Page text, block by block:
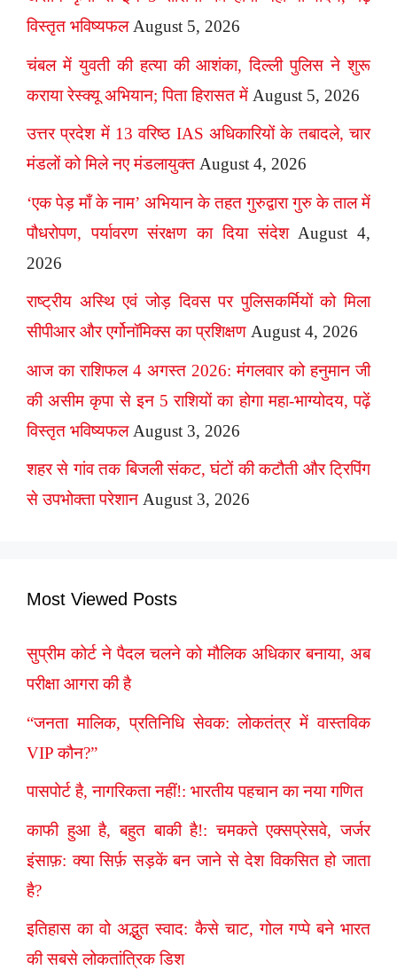
विस्तृत भविष्यफल August 5, 2026
चंबल में युवती की हत्या की आशंका, दिल्ली पुलिस ने शुरू
कराया रेस्क्यू अभियान; पिता हिरासत में August 5, 2026
उत्तर प्रदेश में 13 वरिष्ठ IAS अधिकारियों के तबादले, चार
मंडलों को मिले नए मंडलायुक्त August 4, 2026
‘एक पेड़ माँ के नाम’ अभियान के तहत गुरुद्वारा गुरु के ताल में
पौधरोपण, पर्यावरण संरक्षण का दिया संदेश August 4,
2026
राष्ट्रीय अस्थि एवं जोड़ दिवस पर पुलिसकर्मियों को मिला
सीपीआर और एर्गोनॉमिक्स का प्रशिक्षण August 4, 2026
आज का राशिफल 4 अगस्त 2026: मंगलवार को हनुमान जी
की असीम कृपा से इन 5 राशियों का होगा महा-भाग्योदय, पढ़ें
विस्तृत भविष्यफल August 3, 2026
शहर से गांव तक बिजली संकट, घंटों की कटौती और ट्रिपिंग
से उपभोक्ता परेशान August 3, 2026
Most Viewed Posts
सुप्रीम कोर्ट ने पैदल चलने को मौलिक अधिकार बनाया, अब
परीक्षा आगरा की है
“जनता मालिक, प्रतिनिधि सेवक: लोकतंत्र में वास्तविक
VIP कौन?”
पासपोर्ट है, नागरिकता नहीं!: भारतीय पहचान का नया गणित
काफी हुआ है, बहुत बाकी है!: चमकते एक्सप्रेसवे, जर्जर
इंसाफ़: क्या सिर्फ़ सड़कें बन जाने से देश विकसित हो जाता
है?
इतिहास का वो अद्भुत स्वाद: कैसे चाट, गोल गप्पे बने भारत
की सबसे लोकतांत्रिक डिश